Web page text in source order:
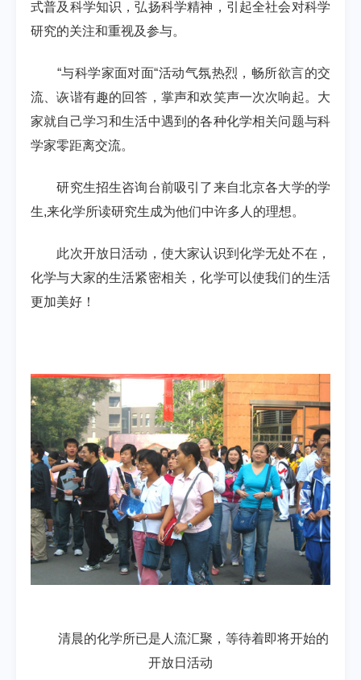
式普及科学知识，弘扬科学精神，引起全社会对科学
研究的关注和重视及参与。
“与科学家面对面“活动气氛热烈，畅所欲言的交
流、诙谐有趣的回答，掌声和欢笑声一次次响起。大
家就自己学习和生活中遇到的各种化学相关问题与科
学家零距离交流。
研究生招生咨询台前吸引了来自北京各大学的学
生,来化学所读研究生成为他们中许多人的理想。
此次开放日活动，使大家认识到化学无处不在，
化学与大家的生活紧密相关，化学可以使我们的生活
更加美好！
清晨的化学所已是人流汇聚，等待着即将开始的
开放日活动